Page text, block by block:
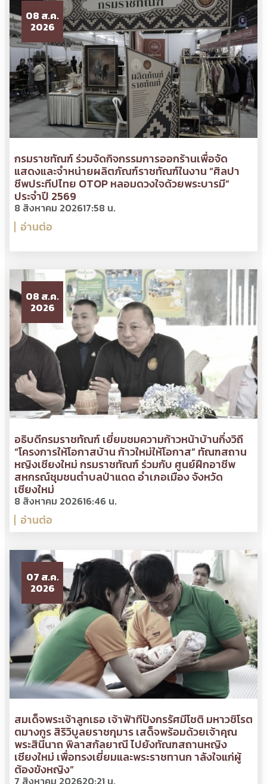
08 ส.ค.
2026
กรมราชทัณฑ์ ร่วมจัดกิจกรรมการออกร้านเพื่อจัด
แสดงและจำหน่ายผลิตภัณฑ์ราชทัณฑ์ในงาน “ศิลปา
ชีพประทีปไทย OTOP หลอมดวงใจด้วยพระบารมี”
ประจำปี 2569
8 สิงหาคม 202617:58 น.
อ่านต่อ
08 ส.ค.
2026
อธิบดีกรมราชทัณฑ์ เยี่ยมชมความก้าวหน้าบ้านกึ่งวิถี
“โครงการให้โอกาสบ้าน ก้าวใหม่ให้โอกาส” ทัณฑสถาน
หญิงเชียงใหม่ กรมราชทัณฑ์ ร่วมกับ ศูนย์ฝึกอาชีพ
สหกรณ์ชุมชนตำบลป่าแดด อำเภอเมือง จังหวัด
เชียงใหม่
8 สิงหาคม 202616:46 น.
อ่านต่อ
07 ส.ค.
2026
สมเด็จพระเจ้าลูกเธอ เจ้าฟ้าทีปังกรรัศมีโชติ มหาวชิโรต
ตมางกูร สิริวิบูลยราชกุมาร เสด็จพร้อมด้วยเจ้าคุณ
พระสินีนาถ พิลาสกัลยาณี ไปยังทัณฑสถานหญิง
เชียงใหม่ เพื่อทรงเยี่ยมและพระราชทานก าลังใจแก่ผู้
ต้องขังหญิง”
7 สิงหาคม 202620:21 น.